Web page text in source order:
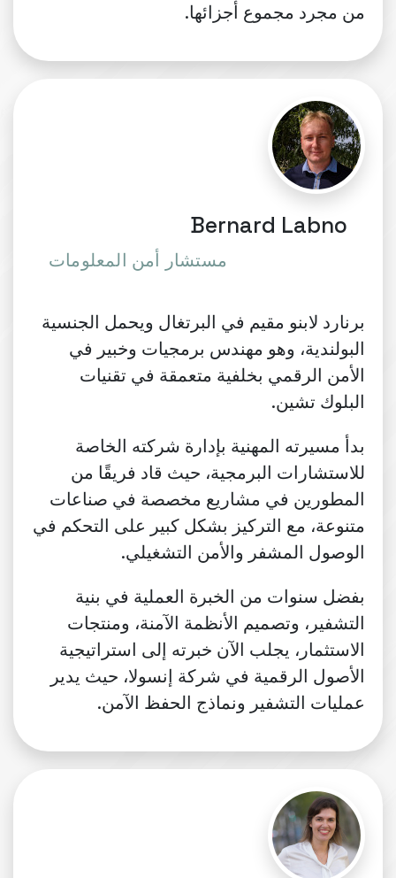
من مجرد مجموع أجزائها.
Bernard Labno
مستشار أمن المعلومات
برنارد لابنو مقيم في البرتغال ويحمل الجنسية
البولندية، وهو مهندس برمجيات وخبير في
الأمن الرقمي بخلفية متعمقة في تقنيات
البلوك تشين.
بدأ مسيرته المهنية بإدارة شركته الخاصة
للاستشارات البرمجية، حيث قاد فريقًا من
المطورين في مشاريع مخصصة في صناعات
متنوعة، مع التركيز بشكل كبير على التحكم في
الوصول المشفر والأمن التشغيلي.
بفضل سنوات من الخبرة العملية في بنية
التشفير، وتصميم الأنظمة الآمنة، ومنتجات
الاستثمار، يجلب الآن خبرته إلى استراتيجية
الأصول الرقمية في شركة إنسولا، حيث يدير
عمليات التشفير ونماذج الحفظ الآمن.